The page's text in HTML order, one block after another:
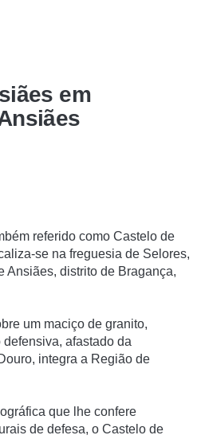
em
referido como Castelo de
se na freguesia de Selores,
Ansiães, distrito de Bragança,
um maciço de granito,
afastado da
integra a Região de
que lhe confere
de defesa, o Castelo de